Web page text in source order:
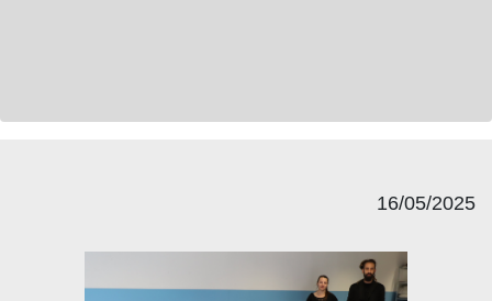
16/05/2025